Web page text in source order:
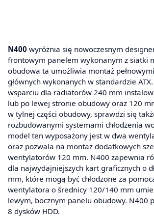
N400 wyróżnia się nowoczesnym
frontowym panelem wykonanym z siatki
obudowa ta umożliwia montaż
głównych wykonanych w standardzie
wsparciu dla radiatorów 240 mm
lub po lewej stronie obudowy oraz 120
w tylnej części obudowy, sprawdzi się
rozbudowanymi systemami chłodzenia
model ten wyposażony jest w dwa
oraz pozwala na montaż dodatkowych
wentylatorów 120 mm. N400 zapewnia
dla najwydajniejszych kart graficznych o
mm, które mogą być chłodzone za
wentylatora o średnicy 120/140 mm
lewym, bocznym panelu obudowy. N400
8 dysków HDD.